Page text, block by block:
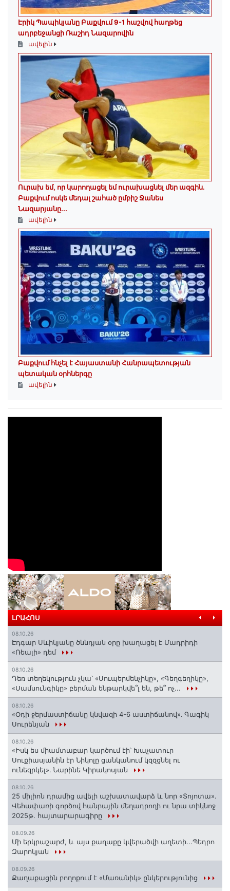
Էրիկ Պապիկյանը Բաքվում 9-1 հաշվով հաղթեց
ադրբեջանցի Ռաշիդ Նազարովին
ավելին
Ուրախ եմ, որ կարողացել եմ ուրախացնել մեր ազգին.
Բաքվում ոսկե մեդալ շահած ըմբիշ Ջանես
Նազարյանը...
ավելին
Բաքվում հնչել է Հայաստանի Հանրապետության
պետական օրհներգը
ավելին
ԼՐԱՀՈՍ
08.10.26
Էդգար Սևիկյանը ծննդյան օրը խաղացել է Մադրիդի
«Ռեալի» դեմ
08.10.26
Դեռ տեղեկություն չկա՝ «Սուպերմենչիկը», «Գեղգեղիկը»,
«Սամսունգիկը» բերման ենթարկվե՞լ են, թե՞ ոչ...
08.10.26
«Օդի ջերմաստիճանը կնվազի 4-6 աստիճանով»․ Գագիկ
Սուրենյան
08.10.26
«Իսկ ես միամտաբար կարծում էի՝ Խաչատուր
Սուքիասյանին էր Նիկոլը ցանկանում կզզցնել ու
ունեզրկել»․ Նարինե Կիրակոսյան
08.10.26
25 միլիոն դրամից ավելի աշխատավարձ և նոր «Տոյոտա»․
Վեհափառի գործով հանրային մեղադրողի ու նրա տիկնոջ
2025թ. հայտարարագիրը
08.09.26
Մի երկրաշարժ, և այս քաղաքը կվերածվի աղետի...Պեդրո
Զարոկյան
08.09.26
Քաղաքացին բողոքում է «Մառանիկ» ընկերությունից